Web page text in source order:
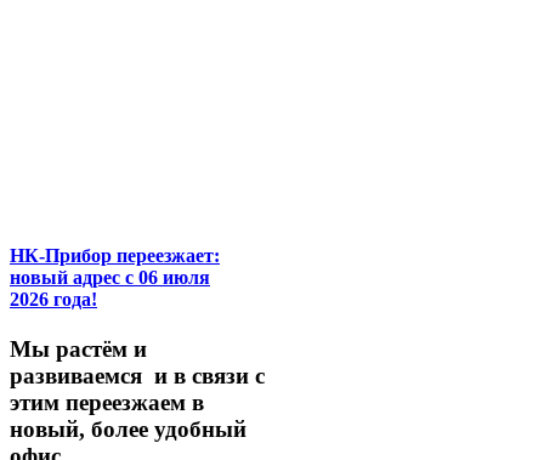
НК-Прибор переезжает:
новый адрес с 06 июля
2026 года!
Мы растём и
развиваемся и в связи с
этим переезжаем в
новый, более удобный